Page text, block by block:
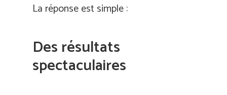
La réponse est simple :
Des résultats
spectaculaires